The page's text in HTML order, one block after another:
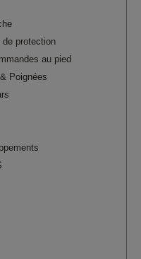
de protection
au pied
Poignées